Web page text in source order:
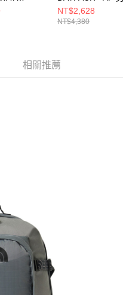
AP 男女
後背包
NT$2,628
NT$4,380
相關推薦